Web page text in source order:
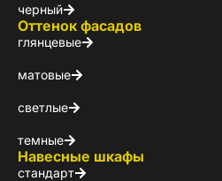
черный
Оттенок фасадов
глянцевые
матовые
светлые
темные
Навесные шкафы
стандарт